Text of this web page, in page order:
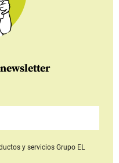
y serviciosGrupo EL